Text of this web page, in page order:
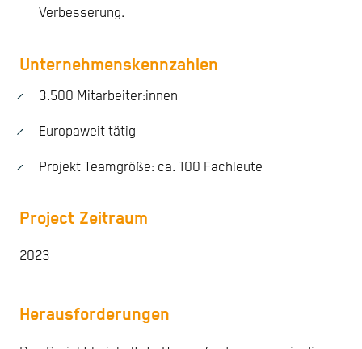
Verbesserung.
Unternehmenskennzahlen
3.500 Mitarbeiter:innen
Europaweit tätig
Projekt Teamgröße: ca. 100 Fachleute
Project Zeitraum
2023
Herausforderungen